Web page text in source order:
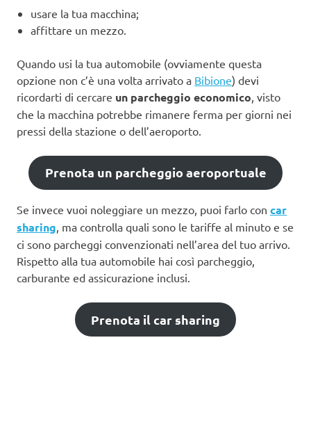
usare la tua macchina;
affittare un mezzo.
Quando usi la tua automobile (ovviamente questa
opzione non c’è una volta arrivato a Bibione) devi
ricordarti di cercare un parcheggio economico , visto
che la macchina potrebbe rimanere ferma per giorni nei
pressi della stazione o dell’aeroporto.
Prenota un parcheggio aeroportuale
Se invece vuoi noleggiare un mezzo, puoi farlo con car
sharing, ma controlla quali sono le tariffe al minuto e se
ci sono parcheggi convenzionati nell’area del tuo arrivo.
Rispetto alla tua automobile hai così parcheggio,
carburante ed assicurazione inclusi.
Prenota il car sharing